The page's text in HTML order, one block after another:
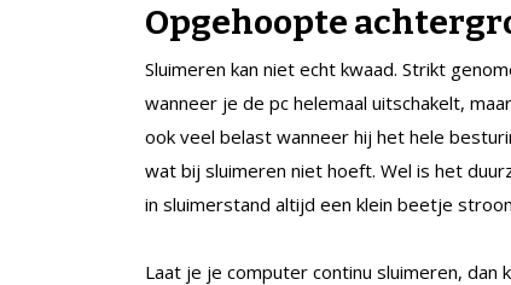
Opgehoopte
Sluimeren kan niet echt kwaad. Strikt
wanneer je de pc helemaal uitschakelt,
ook veel belast wanneer hij het hele
wat bij sluimeren niet hoeft. Wel is het
in sluimerstand altijd een klein beetje
Laat je je computer continu sluimeren,